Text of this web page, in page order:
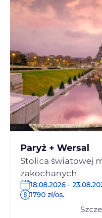
Paryż + Wersal
Stolica światowej
zakochanych
18.08.2026 -
1790 zł/os.